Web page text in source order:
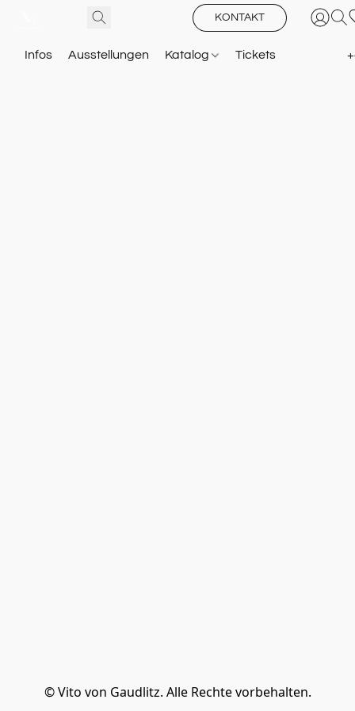
KONTAKT
Infos Ausstellungen Katalog Tickets
© Vito von Gaudlitz. Alle Rechte vorbehalten.